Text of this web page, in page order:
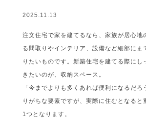
2025.11.13
注文住宅で家を建てるなら、家族が居心地
る間取りやインテリア、設備など細部にま
りたいものです。新築住宅を建てる際にし
きたいのが、収納スペース。
「今までよりも多くあれば便利になるだろ
りがちな要素ですが、実際に住むとなると
1つとなります。